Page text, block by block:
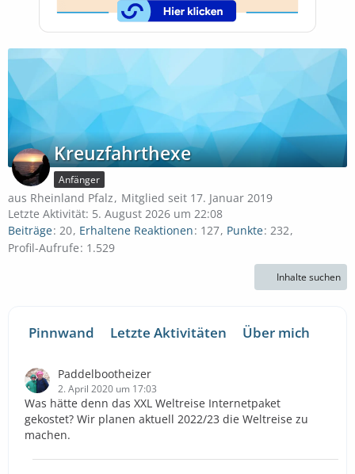
Kreuzfahrthexe
Anfänger
aus Rheinland Pfalz
Mitglied seit 17. Januar 2019
Letzte Aktivität: 5. August 2026 um 22:08
Beiträge 20 Erhaltene Reaktionen 127 Punkte 232
Profil-Aufrufe 1.529
Inhalte suchen
Pinnwand Letzte Aktivitäten Über mich
Paddelbootheizer
2. April 2020 um 17:03
Was hätte denn das XXL Weltreise Internetpaket
gekostet? Wir planen aktuell 2022/23 die Weltreise zu
machen.